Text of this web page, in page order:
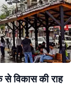
विकास की राह